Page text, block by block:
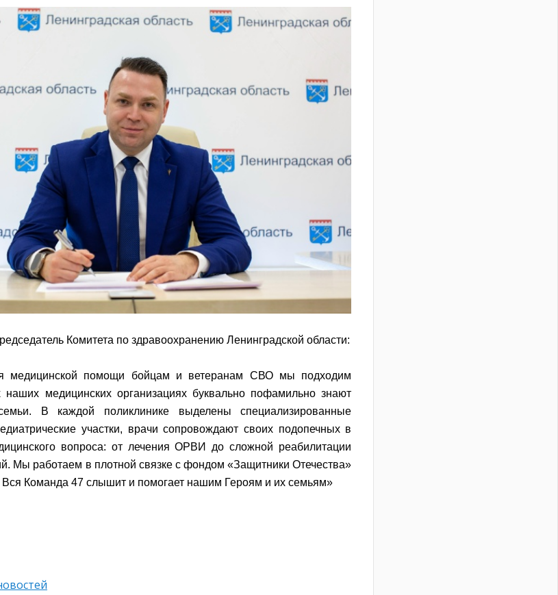
Комитета по здравоохранению Ленинградской области:
медицинской помощи бойцам и ветеранам СВО мы подходим
наших медицинских организациях буквально пофамильно знают
В каждой поликлинике выделены специализированные
участки, врачи сопровождают своих подопечных в
вопроса: от лечения ОРВИ до сложной реабилитации
Мы работаем в плотной связке с фондом «Защитники Отечества»
Вся Команда 47 слышит и помогает нашим Героям и их семьям»